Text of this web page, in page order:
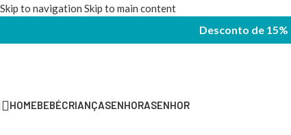
Skip to navigation Skip to main content
Desconto de
HOMEBEBÉCRIANÇASENHORASENHOR